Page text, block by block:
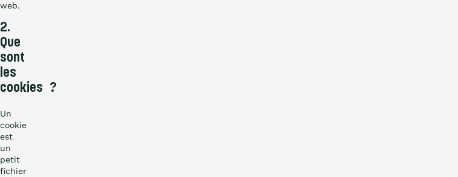
web.
2.
Que
sont
les
cookies ?
Un
cookie
est
un
petit
fichier